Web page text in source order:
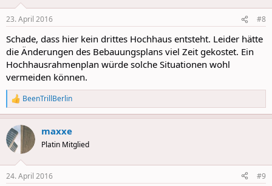
s
23. April 2016 #8
Schade, dass hier kein drittes Hochhaus entsteht. Leider hätte
die Änderungen des Bebauungsplans viel Zeit gekostet. Ein
Hochhausrahmenplan würde solche Situationen wohl
vermeiden können.
R
e
a
c
t
i
s
BeenTrillBerlin
maxxe
Platin Mitglied
24. April 2016 #9